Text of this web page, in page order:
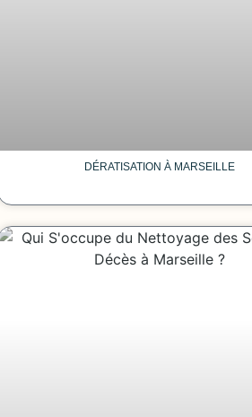
DÉRATISATION À MARSEILLE